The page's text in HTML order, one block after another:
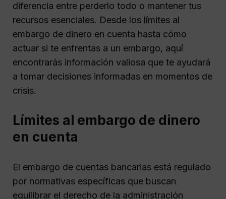
diferencia entre perderlo todo o mantener tus
recursos esenciales. Desde los límites al
embargo de dinero en cuenta hasta cómo
actuar si te enfrentas a un embargo, aquí
encontrarás información valiosa que te ayudará
a tomar decisiones informadas en momentos de
crisis.
Límites al embargo de dinero
en cuenta
El embargo de cuentas bancarias está regulado
por normativas específicas que buscan
equilibrar el derecho de la administración